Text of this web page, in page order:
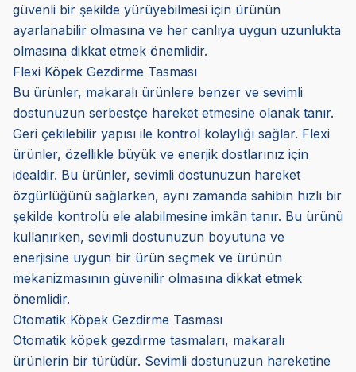
güvenli bir şekilde yürüyebilmesi için ürünün
ayarlanabilir olmasına ve her canlıya uygun uzunlukta
olmasına dikkat etmek önemlidir.
Flexi Köpek Gezdirme Tasması
Bu ürünler, makaralı ürünlere benzer ve sevimli
dostunuzun serbestçe hareket etmesine olanak tanır.
Geri çekilebilir yapısı ile kontrol kolaylığı sağlar. Flexi
ürünler, özellikle büyük ve enerjik dostlarınız için
idealdir. Bu ürünler, sevimli dostunuzun hareket
özgürlüğünü sağlarken, aynı zamanda sahibin hızlı bir
şekilde kontrolü ele alabilmesine imkân tanır. Bu ürünü
kullanırken, sevimli dostunuzun boyutuna ve
enerjisine uygun bir ürün seçmek ve ürünün
mekanizmasının güvenilir olmasına dikkat etmek
önemlidir.
Otomatik Köpek Gezdirme Tasması
Otomatik köpek gezdirme tasmaları, makaralı
ürünlerin bir türüdür. Sevimli dostunuzun hareketine